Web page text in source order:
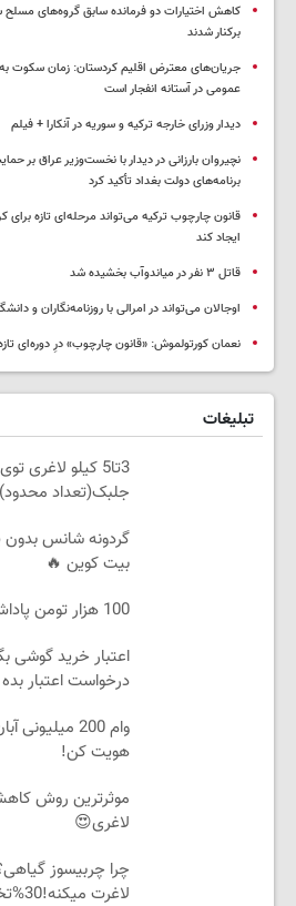
کاهش اختیارات دو فرمانده سابق گروه‌های
برکنار شدند
جریان‌های معترض اقلیم کردستان: زمان سکوت به
عمومی در آستانه انفجار است
دیدار وزرای خارجه ترکیه و سوریه در آنکارا + فیلم
نچیروان بارزانی در دیدار با نخست‌وزیر عراق بر
برنامه‌های دولت بغداد تأکید کرد
قانون چارچوب ترکیه می‌تواند مرحله‌ای تازه برای
ایجاد کند
قاتل ٣ نفر در میاندوآب بخشیده شد
اوجالان می‌تواند در امرالی با روزنامه‌نگاران و
نعمان کورتولموش: «قانون چارچوب» درِ دوره‌ای
تبلیغات
3تا5 کیلو لاغری
جلبک(تعداد محدود)
بیت کوین 🔥
100 هزار تومن پاداش بگیر | ثبت نام کن
اعتبار خرید گوشی
درخواست اعتبار
وام 200
هویت کن!
لاغری😍
چرا چربیسوز
لاغرت میکنه!30%تخفیف